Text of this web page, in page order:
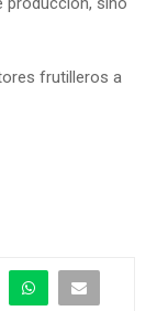
frutilleros a